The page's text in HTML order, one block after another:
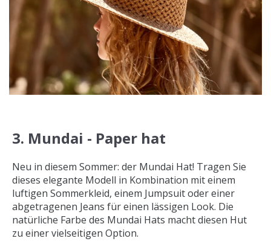
3. Mundai - Paper hat
Neu in diesem Sommer: der Mundai Hat! Tragen Sie
dieses elegante Modell in Kombination mit einem
luftigen Sommerkleid, einem Jumpsuit oder einer
abgetragenen Jeans für einen lässigen Look. Die
natürliche Farbe des Mundai Hats macht diesen Hut
zu einer vielseitigen Option.